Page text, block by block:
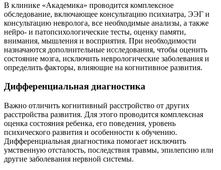
В клинике «Академика» проводится комплексное
обследование, включающее консультацию психиатра, ЭЭГ и
консультацию невролога, все необходимые анализы, а также
нейро- и патопсихологические тесты, оценку памяти,
внимания, мышления и восприятия. При необходимости
назначаются дополнительные исследования, чтобы оценить
состояние мозга, исключить неврологические заболевания и
определить факторы, влияющие на когнитивное развития.
Дифференциальная диагностика
Важно отличить когнитивный расстройство от других
расстройства развития. Для этого проводится комплексная
оценка состояния ребенка, его поведения, уровень
психического развития и особенности к обучению.
Дифференциальная диагностика помогает исключить
умственную отсталость, последствия травмы, эпилепсию или
другие заболевания нервной системы.